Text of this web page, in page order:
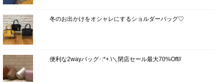
冬のお出かけをオシャレにするショルダーバッグ♡
便利な2wayバッグ･:*+.\＼閉店セール最大70%Off//